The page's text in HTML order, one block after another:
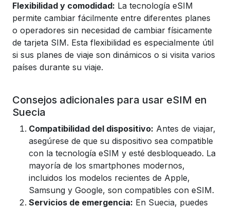
Flexibilidad y comodidad: La tecnología eSIM
permite cambiar fácilmente entre diferentes planes
o operadores sin necesidad de cambiar físicamente
de tarjeta SIM. Esta flexibilidad es especialmente útil
si sus planes de viaje son dinámicos o si visita varios
países durante su viaje.
Consejos adicionales para usar eSIM en
Suecia
Compatibilidad del dispositivo: Antes de viajar,
asegúrese de que su dispositivo sea compatible
con la tecnología eSIM y esté desbloqueado. La
mayoría de los smartphones modernos,
incluidos los modelos recientes de Apple,
Samsung y Google, son compatibles con eSIM.
Servicios de emergencia: En Suecia, puedes